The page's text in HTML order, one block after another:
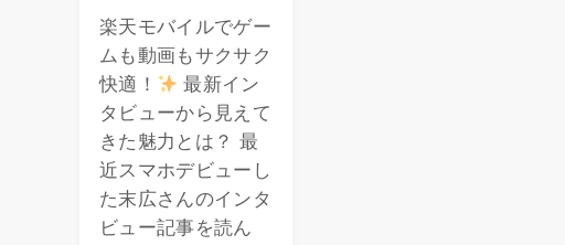
楽天モバイルでゲー
ムも動画もサクサク
快適！
最新イン
タビューから見えて
きた魅力とは？ 最
近スマホデビューし
た末広さんのインタ
ビュー記事を読ん